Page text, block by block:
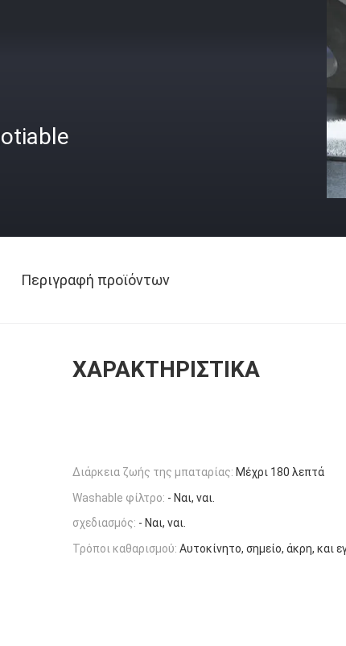
Περιγραφή προϊόντων
ΧΑΡΑΚΤΗΡΙΣΤΙΚΆ
Διάρκεια ζωής της μπαταρίας: Μέχρι 180 λεπτά
Washable φίλτρο: - Ναι, ναι.
σχεδιασμός: - Ναι, ναι.
Τρόποι καθαρισμού: Αυτοκίνητο, σημείο, άκρη, και